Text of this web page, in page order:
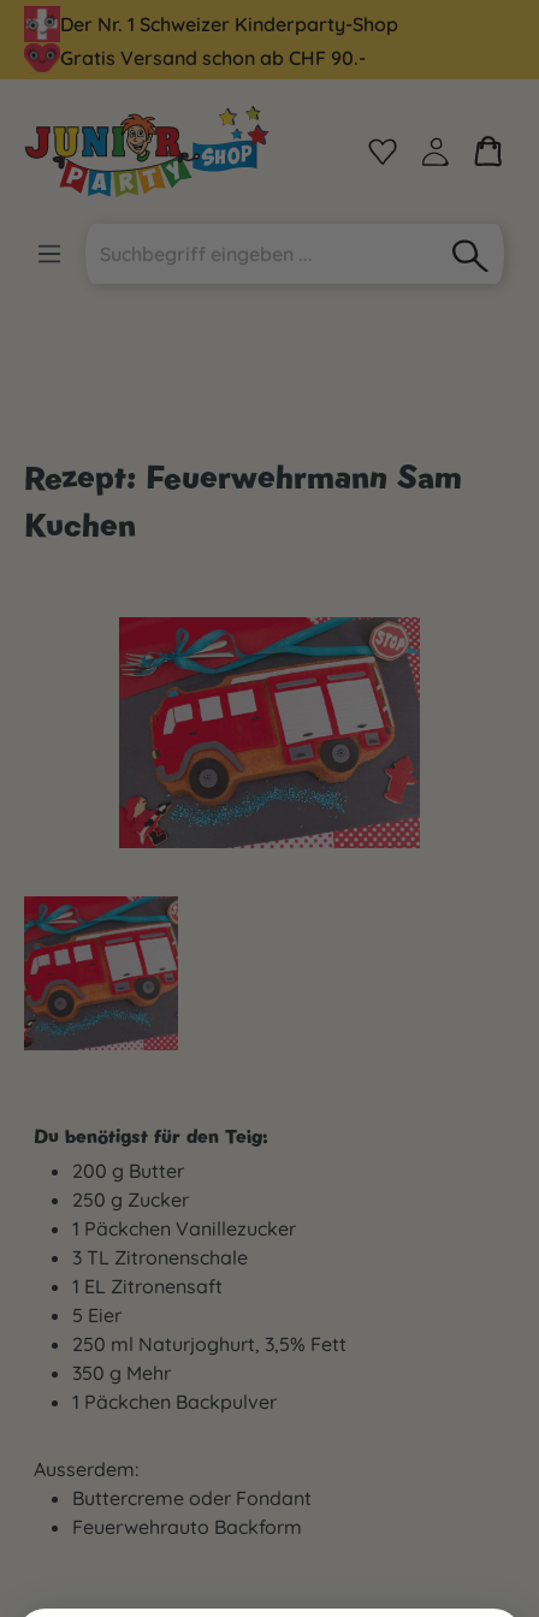
springen
Der Nr. 1 Schweizer Kinderparty-Shop
Gratis Versand schon ab CHF 90.-
Rezept: Feuerwehrmann Sam
Kuchen
Du benötigst für den Teig:
200 g Butter
250 g Zucker
1 Päckchen Vanillezucker
3 TL Zitronenschale
1 EL Zitronensaft
5 Eier
250 ml Naturjoghurt, 3,5% Fett
350 g Mehr
1 Päckchen Backpulver
Ausserdem:
Buttercreme oder Fondant
Feuerwehrauto Backform